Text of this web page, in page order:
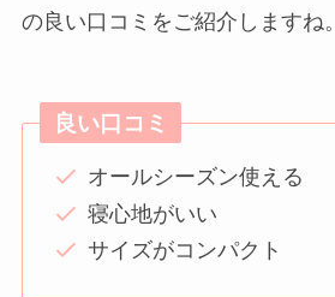
の良い口コミをご紹介しますね。
良い口コミ
オールシーズン使える
寝心地がいい
サイズがコンパクト